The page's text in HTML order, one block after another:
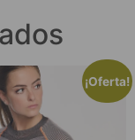
¡Oferta!